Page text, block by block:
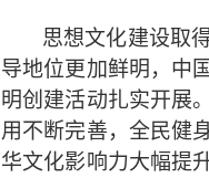
思想文化建设取
导地位更加鲜明，中
明创建活动扎实开展。
用不断完善，全民健
华文化影响力大幅提